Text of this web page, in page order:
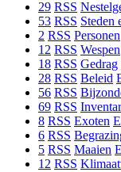
29 RSS
53 RSS Steden
2 RSS Personen
12 RSS Wespen
18 RSS Gedrag
28 RSS Beleid
56 RSS
69 RSS
8 RSS Exoten
6 RSS
5 RSS Maaien
12 RSS